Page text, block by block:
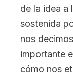
de la idea a
sostenida
nos
importante
cómo nos